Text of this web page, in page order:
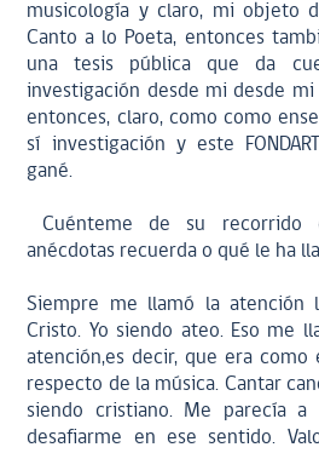
musicología y claro, mi objeto
Canto a lo Poeta, entonces
una tesis pública que da
investigación desde mi desde mi
entonces, claro, como como
sí investigación y este
gané.
Cuénteme de su recorrido
anécdotas recuerda o qué le ha
Siempre me llamó la
Cristo. Yo siendo ateo. Eso me
atención,es decir, que era como
respecto de la música. Cantar
siendo cristiano. Me parecía a
desafiarme en ese sentido.